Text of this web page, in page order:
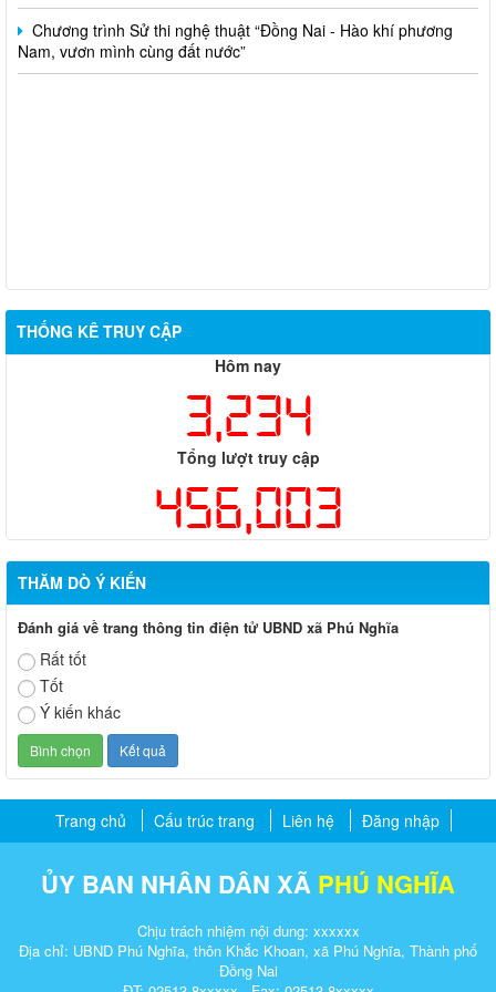
Chương trình Sử thi nghệ thuật “Đồng Nai - Hào khí phương
Nam, vươn mình cùng đất nước”
THỐNG KÊ TRUY CẬP
Hôm nay
3,234
Tổng lượt truy cập
456,003
THĂM DÒ Ý KIẾN
Đánh giá về trang thông tin điện tử UBND xã Phú Nghĩa
Rất tốt
Tốt
Ý kiến khác
Trang chủ Cấu trúc trang Liên hệ Đăng nhập
ỦY BAN NHÂN DÂN XÃ PHÚ NGHĨA
Chịu trách nhiệm nội dung: xxxxxx
Địa chỉ: UBND Phú Nghĩa, thôn Khắc Khoan, xã Phú Nghĩa, Thành phố
Đồng Nai